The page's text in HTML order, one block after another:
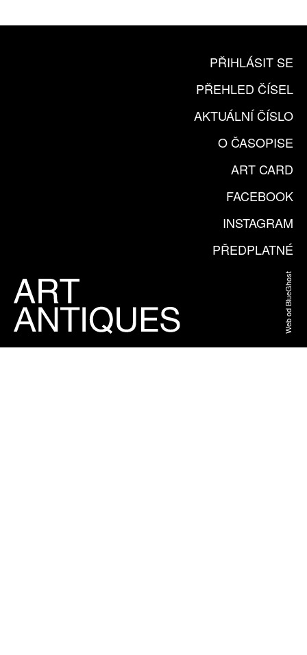
PŘIHLÁSIT SE
PŘEHLED ČÍSEL
AKTUÁLNÍ ČÍSLO
O ČASOPISE
ART CARD
FACEBOOK
INSTAGRAM
PŘEDPLATNÉ
Web od BlueGhost